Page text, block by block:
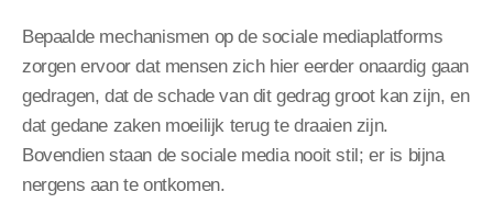
Bepaalde mechanismen op de sociale mediaplatforms
zorgen ervoor dat mensen zich hier eerder onaardig gaan
gedragen, dat de schade van dit gedrag groot kan zijn, en
dat gedane zaken moeilijk terug te draaien zijn.
Bovendien staan de sociale media nooit stil; er is bijna
nergens aan te ontkomen.